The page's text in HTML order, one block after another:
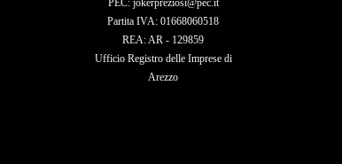
PEC: jokerpreziosi@pec.it
Partita IVA: 01668060518
REA: AR - 129859
Ufficio Registro delle Imprese di
Arezzo